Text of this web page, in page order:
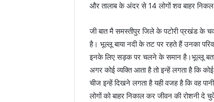
और तालाब के अंदर से 14 लोगों शव बाहर
जी बात मै समस्तीपुर जिले के पटोरी प्रखंड के
है। भूल्लू बाया नदी के तट पर रहते हैं उनका
इनके लिए सड़क पर चलने के समान है।भूल्लू
अगर कोई व्यक्ति आता है तो इन्हें लगता है कि
चीज इन्हें दिखने लगता है यही वजह है कि वह
लोगों को बाहर निकाल कर जीवन की रोशनी